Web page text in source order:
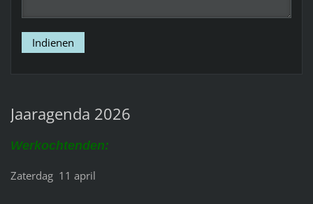
Jaaragenda 2026
Werkochtenden:
Zaterdag 11 april